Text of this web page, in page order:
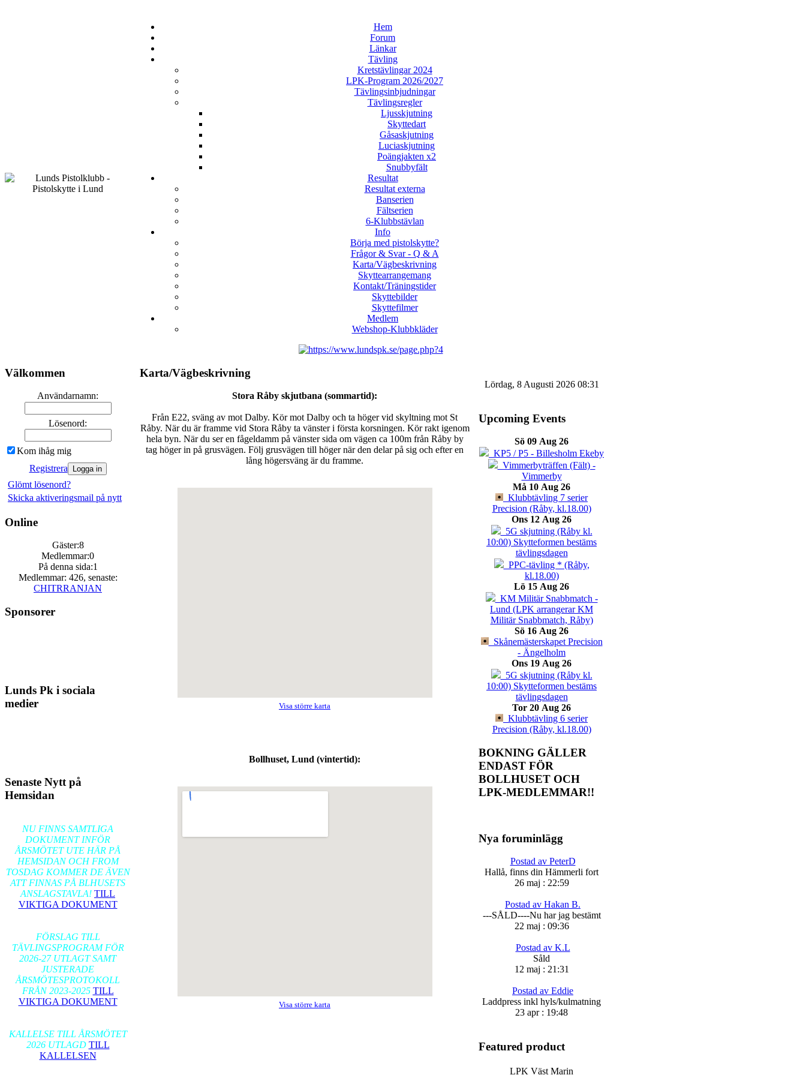
Hem
Forum
Länkar
Tävling
Kretstävlingar 2024
LPK-Program 2026/2027
Tävlingsinbjudningar
Tävlingsregler
Ljusskjutning
Skyttedart
Gåsaskjutning
Luciaskjutning
Poängjakten x2
Snubbyfält
Resultat
Resultat externa
Banserien
Fältserien
6-Klubbstävlan
Info
Börja med pistolskytte?
Frågor & Svar - Q & A
Karta/Vägbeskrivning
Skyttearrangemang
Kontakt/Träningstider
Skyttebilder
Skyttefilmer
Medlem
Webshop-Klubbkläder
Välkommen
Användarnamn:
Lösenord:
Kom ihåg mig
Registrera
Glömt lösenord?
Skicka aktiveringsmail på nytt
Online
Gäster:8
Medlemmar:0
På denna sida:1
Medlemmar: 426, senaste:
CHITRRANJAN
Sponsorer
Lunds Pk i sociala
medier
Senaste Nytt på
Hemsidan
NU FINNS SAMTLIGA
DOKUMENT INFÖR
ÅRSMÖTET UTE HÄR PÅ
HEMSIDAN OCH FROM
TOSDAG KOMMER DE ÄVEN
ATT FINNAS PÅ BLHUSETS
ANSLAGSTAVLA! TILL
VIKTIGA DOKUMENT
FÖRSLAG TILL
TÄVLINGSPROGRAM FÖR
2026-27 UTLAGT SAMT
JUSTERADE
ÅRSMÖTESPROTOKOLL
FRÅN 2023-2025 TILL
VIKTIGA DOKUMENT
KALLELSE TILL ÅRSMÖTET
2026 UTLAGD TILL
KALLELSEN
Karta/Vägbeskrivning
Stora Råby skjutbana (sommartid):
Från E22, sväng av mot Dalby. Kör mot Dalby och ta höger vid skyltning mot St
Råby. När du är framme vid Stora Råby ta vänster i första korsningen. Kör rakt igenom
hela byn. När du ser en fågeldamm på vänster sida om vägen ca 100m från Råby by
tag höger in på grusvägen. Följ grusvägen till höger när den delar på sig och efter en
lång högersväng är du framme.
Visa större karta
Bollhuset, Lund (vintertid):
Visa större karta
Lördag, 8 Augusti 2026 08:31
Upcoming Events
Sö 09 Aug 26
KP5 / P5 - Billesholm Ekeby
Vimmerbyträffen (Fält) -
Vimmerby
Må 10 Aug 26
Klubbtävling 7 serier
Precision (Råby, kl.18.00)
Ons 12 Aug 26
5G skjutning (Råby kl.
10:00) Skytteformen bestäms
tävlingsdagen
PPC-tävling * (Råby,
kl.18.00)
Lö 15 Aug 26
KM Militär Snabbmatch -
Lund (LPK arrangerar KM
Militär Snabbmatch, Råby)
Sö 16 Aug 26
Skånemästerskapet Precision
- Ängelholm
Ons 19 Aug 26
5G skjutning (Råby kl.
10:00) Skytteformen bestäms
tävlingsdagen
Tor 20 Aug 26
Klubbtävling 6 serier
Precision (Råby, kl.18.00)
BOKNING GÄLLER
ENDAST FÖR
BOLLHUSET OCH
LPK-MEDLEMMAR!!
Nya foruminlägg
Postad av PeterD
Hallå, finns din Hämmerli fort
26 maj : 22:59
Postad av Hakan B.
---SÅLD----Nu har jag bestämt
22 maj : 09:36
Postad av K.L
Såld
12 maj : 21:31
Postad av Eddie
Laddpress inkl hyls/kulmatning
23 apr : 19:48
Featured product
LPK Väst Marin